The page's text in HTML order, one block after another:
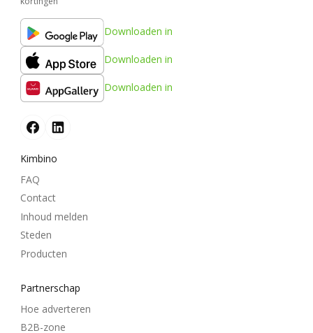
Downloaden in
Downloaden in
Downloaden in
Kimbino
FAQ
Contact
Inhoud melden
Steden
Producten
Partnerschap
Hoe adverteren
B2B-zone